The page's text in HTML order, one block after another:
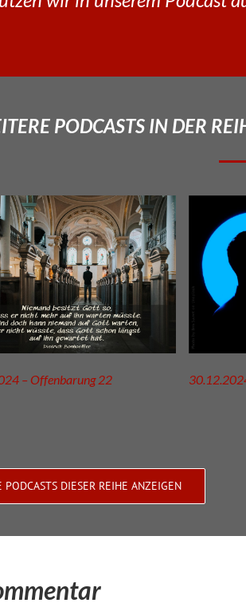
PODCASTS IN DER
– Offenbarung 22
PODCASTS DIESER REIHE ANZEIGEN